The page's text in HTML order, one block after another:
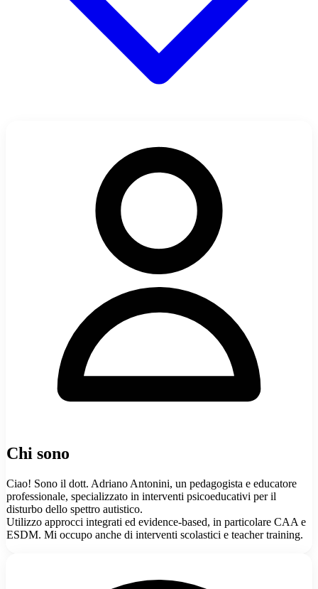
Chi sono
Ciao! Sono il dott. Adriano Antonini, un pedagogista e educatore
professionale, specializzato in interventi psicoeducativi per il
disturbo dello spettro autistico.
Utilizzo approcci integrati ed evidence-based, in particolare CAA e
ESDM. Mi occupo anche di interventi scolastici e teacher training.